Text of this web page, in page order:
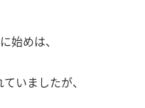
始めは、
いましたが、